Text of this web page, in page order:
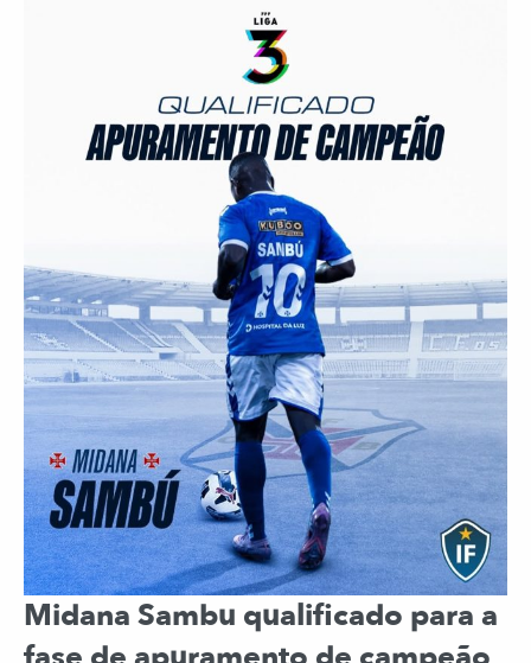
Midana Sambu qualificado para a